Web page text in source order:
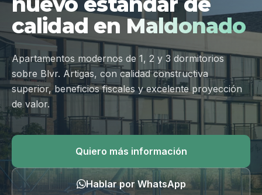
Tipologías
Galería
Ubicación
Contacto
Hablar por WhatsApp
calidad en Maldonado
Apartamentos modernos de 1, 2 y 3 dormitorios
sobre Blvr. Artigas, con calidad constructiva
superior, beneficios fiscales y excelente proyección
de valor.
Quiero más información
Hablar por WhatsApp